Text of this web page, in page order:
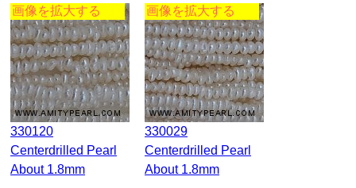
画像を拡大する
330120
Centerdrilled Pearl
About 1.8mm
画像を拡大する
330029
Centerdrilled Pearl
About 1.8mm